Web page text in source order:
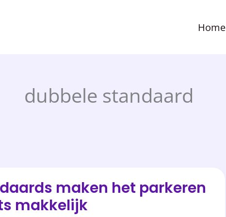
Home
dubbele standaard
maken het parkeren
makkelijk